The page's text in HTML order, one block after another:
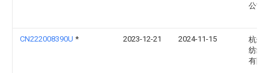
公司
CN222008390U * 2023-12-21 2024-11-15
杭州
纺织
有限